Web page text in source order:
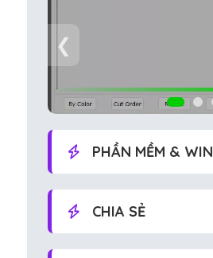
❮
PHẦN MỀM & WIN
CHIA SẺ